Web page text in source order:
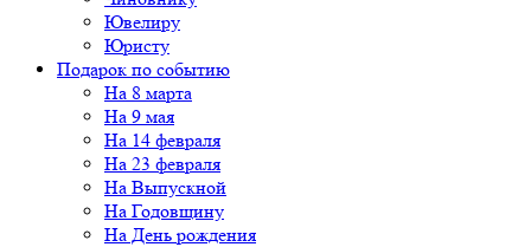
Ювелиру
Юристу
Подарок по событию
На 8 марта
На 9 мая
На 14 февраля
На 23 февраля
На Выпускной
На Годовщину
На День рождения